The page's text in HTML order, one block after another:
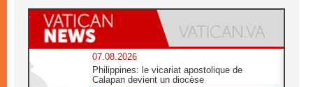
07.08.2026
Philippines: le vicariat apostolique de
Calapan devient un diocèse